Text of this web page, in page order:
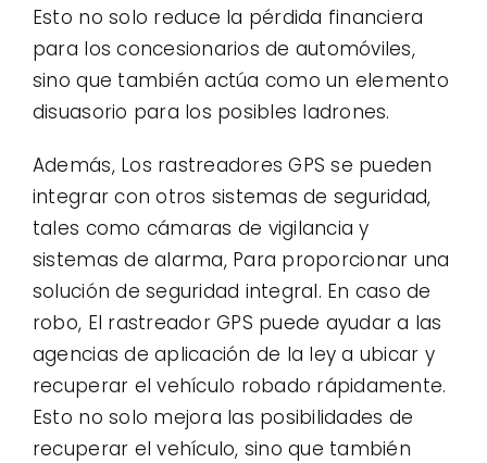
Esto no solo reduce la pérdida financiera
para los concesionarios de automóviles,
sino que también actúa como un elemento
disuasorio para los posibles ladrones.
Además, Los rastreadores GPS se pueden
integrar con otros sistemas de seguridad,
tales como cámaras de vigilancia y
sistemas de alarma, Para proporcionar una
solución de seguridad integral. En caso de
robo, El rastreador GPS puede ayudar a las
agencias de aplicación de la ley a ubicar y
recuperar el vehículo robado rápidamente.
Esto no solo mejora las posibilidades de
recuperar el vehículo, sino que también